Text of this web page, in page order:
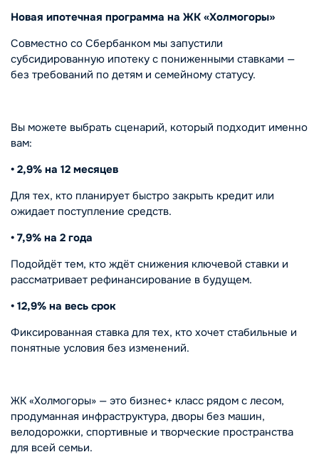
Новая ипотечная программа на ЖК «Холмогоры»
Совместно со Сбербанком мы запустили
субсидированную ипотеку с пониженными ставками —
без требований по детям и семейному статусу.
Вы можете выбрать сценарий, который подходит именно
вам:
• 2,9% на 12 месяцев
Для тех, кто планирует быстро закрыть кредит или
ожидает поступление средств.
• 7,9% на 2 года
Подойдёт тем, кто ждёт снижения ключевой ставки и
рассматривает рефинансирование в будущем.
• 12,9% на весь срок
Фиксированная ставка для тех, кто хочет стабильные и
понятные условия без изменений.
ЖК «Холмогоры» — это бизнес+ класс рядом с лесом,
продуманная инфраструктура, дворы без машин,
велодорожки, спортивные и творческие пространства
для всей семьи.